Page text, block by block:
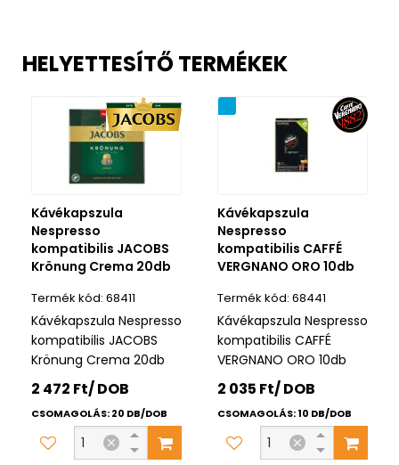
HELYETTESÍTŐ TERMÉKEK
Kávékapszula
Nespresso
kompatibilis JACOBS
Krönung Crema 20db
68411
Kávékapszula Nespresso
kompatibilis JACOBS
Krönung Crema 20db
2 472 Ft/ DOB
CSOMAGOLÁS: 20 DB/DOB
Újdonság
Kávékapszula
Nespresso
kompatibilis CAFFÉ
VERGNANO ORO 10db
68441
Kávékapszula Nespresso
kompatibilis CAFFÉ
VERGNANO ORO 10db
2 035 Ft/ DOB
CSOMAGOLÁS: 10 DB/DOB